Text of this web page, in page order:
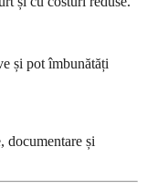
și pot îmbunătăți
documentare și